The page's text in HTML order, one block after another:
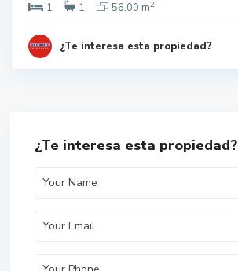
1 1 56.00 m2
¿Te interesa esta propiedad?
¿Te interesa esta propiedad?